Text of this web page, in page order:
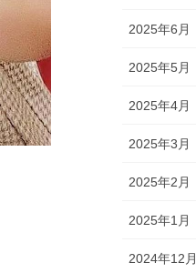
2025年6月
2025年5月
2025年4月
2025年3月
2025年2月
2025年1月
2024年12月